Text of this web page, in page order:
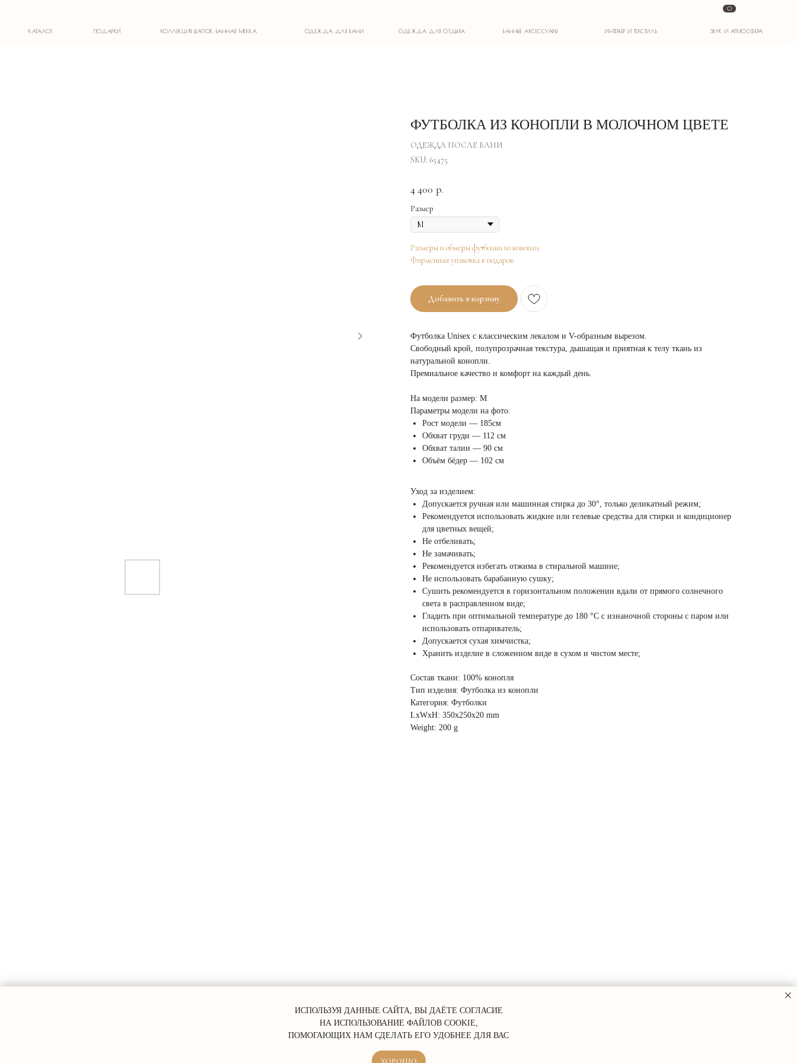
ИСПОЛЬЗУЯ ДАННЫЕ САЙТА, ВЫ ДАЁТЕ СОГЛАСИЕ
НА ИСПОЛЬЗОВАНИЕ ФАЙЛОВ COOKIE,
ПОМОГАЮЩИХ НАМ СДЕЛАТЬ ЕГО УДОБНЕЕ ДЛЯ ВАС
ХОРОШО
ФУТБОЛКА ИЗ КОНОПЛИ В МОЛОЧНОМ ЦВЕТЕ
ОДЕЖДА ПОСЛЕ БАНИ
SKU: 65475
4 400 р.
Размер
Размеры и обмеры футболки из конопли
Фирменная упаковка в подарок
Добавить в корзину
Футболка Unisex с классическим лекалом и V-образным вырезом.
Свободный крой, полупрозрачная текстура, дышащая и приятная к телу ткань из
натуральной конопли.
Премиальное качество и комфорт на каждый день.
На модели размер: M
Параметры модели на фото:
Рост модели — 185см
Обхват груди — 112 см
Обхват талии — 90 см
Объём бёдер — 102 см
Уход за изделием:
Допускается ручная или машинная стирка до 30°, только деликатный режим;
Рекомендуется использовать жидкие или гелевые средства для стирки и кондиционер
для цветных вещей;
Не отбеливать;
Не замачивать;
Рекомендуется избегать отжима в стиральной машине;
Не использовать барабанную сушку;
Сушить рекомендуется в горизонтальном положении вдали от прямого солнечного
света в расправленном виде;
Гладить при оптимальной температуре до 180 °C с изнаночной стороны с паром или
использовать отпариватель;
Допускается сухая химчистка;
Хранить изделие в сложенном виде в сухом и чистом месте;
Состав ткани: 100% конопля
Тип изделия: Футболка из конопли
Категория: Футболки
LxWxH: 350x250x20 mm
Weight: 200 g
ERROR:Not found category